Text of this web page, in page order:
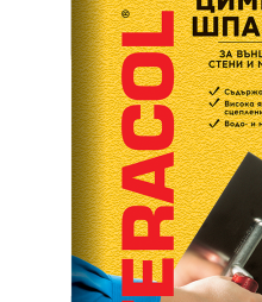
9564лв.
1357лв.
16.96лв.